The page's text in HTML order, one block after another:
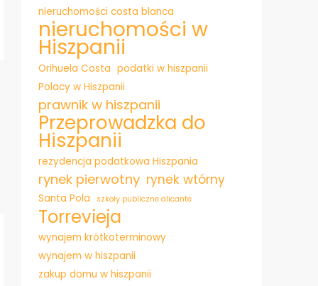
nieruchomości costa blanca
nieruchomości w
Hiszpanii
Orihuela Costa podatki w hiszpanii
Polacy w Hiszpanii
prawnik w hiszpanii
Przeprowadzka do
Hiszpanii
rezydencja podatkowa Hiszpania
rynek pierwotny rynek wtórny
Santa Pola szkoły publiczne alicante
Torrevieja
wynajem krótkoterminowy
wynajem w hiszpanii
zakup domu w hiszpanii